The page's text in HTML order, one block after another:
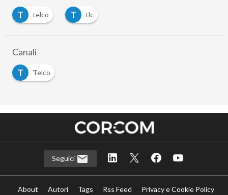
T
telco T tlc
Canali
T
Telco
Seguici
About Autori Tags Rss Feed
Privacy e Cookie Policy